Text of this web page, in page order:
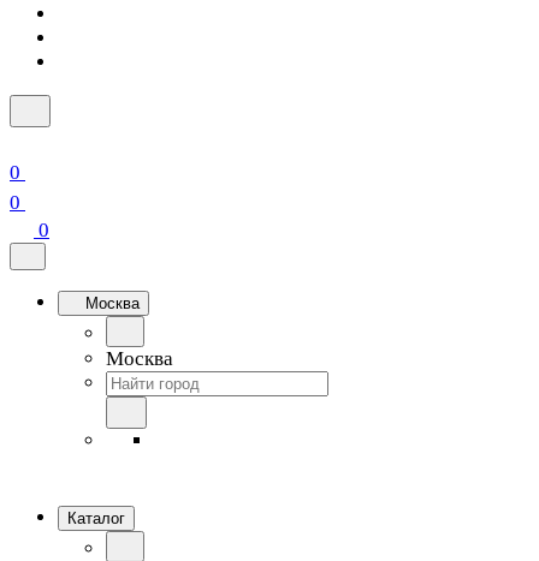
0
0
0
Москва
Москва
Каталог